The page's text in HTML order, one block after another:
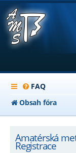
FAQ
Obsah fóra
Amatérská
Registrace